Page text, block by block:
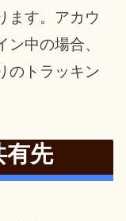
ます。アカウ
中の場合、
のトラッキン
有先